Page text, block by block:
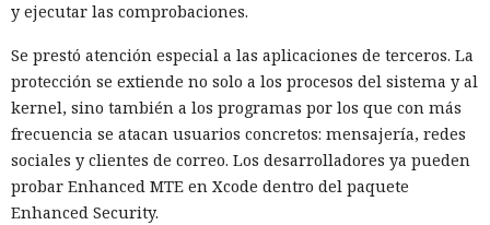
y ejecutar las comprobaciones.
Se prestó atención especial a las aplicaciones de terceros. La
protección se extiende no solo a los procesos del sistema y al
kernel, sino también a los programas por los que con más
frecuencia se atacan usuarios concretos: mensajería, redes
sociales y clientes de correo. Los desarrolladores ya pueden
probar Enhanced MTE en Xcode dentro del paquete
Enhanced Security.